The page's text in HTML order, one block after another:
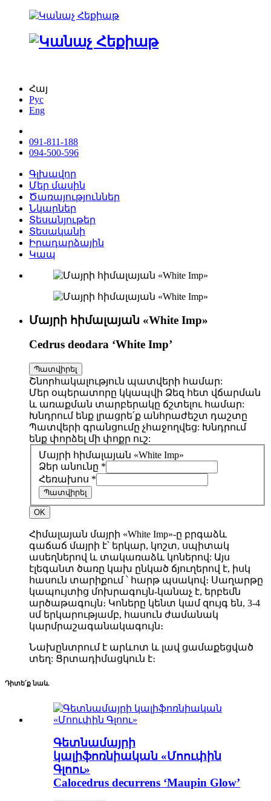
Հայ
Рус
Eng
091-811-188
094-500-596
Գլխավոր
Մեր մասին
Ծառայություններ
Նկարներ
Տեսանյութեր
Տեսականի
Իրադարձային
Կապ
Մայրի հիմալայան «White Imp»
Cedrus deodara ‘White Imp’
Պատվիրել
Շնորհակալություն պատվերի համար:
Մեր օպերատորը կկապվի Ձեզ հետ վճարման
և առաքման տարբերակը ճշտելու համար:
Խնդրում ենք լրացրե՛ք անհրաժեշտ դաշտը
Պատվերի գրանցումը չհաջողվեց: Խնդրում
ենք փորձել մի փոքր ուշ:
Մայրի հիմալայան «White Imp»
Ձեր անունը *
Հեռախոս *
Պատվիրել
OK
Հիմալայան մայրի «White Imp»-ը բրգաձև
գաճաճ մայրի է՝ երկար, կոշտ, սպիտակ
ասեղներով և տակառաձև կոներով: Այս
էլեգանտ ծառը կախ ընկած ճյուղերով է, իսկ
հասուն տարիքում ՝ հարթ պսակով։ Սաղարթը
կապույտից մոխրագույն-կանաչ է, երբեմն
արծաթագույն։ Կոները կենտ կամ զույգ են, 3-4
սմ երկարությամբ, հասուն ժամանակ
կարմրաշագանակագույն։
Նախընտրում է արևոտ և լավ ցամաքեցված
տեղ: Ցրտադիմացկուն է։
Դիտե՛ք նաև
Գետնամայրի
կալիֆոռնիական «Մոուփին
Գլոու»
Calocedrus decurrens ‘Maupin Glow’